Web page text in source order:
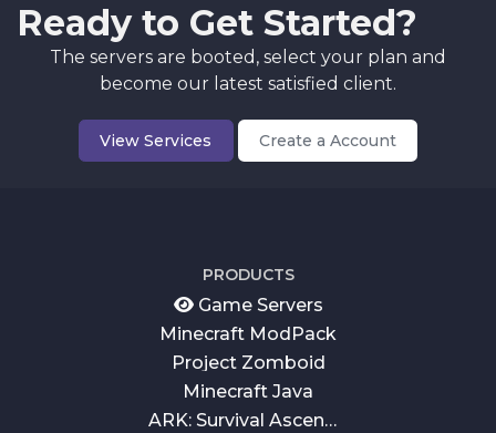
Ready to Get Started?
The servers are booted, select your plan and
become our latest satisfied client.
View Services Create a Account
PRODUCTS
Game Servers
Minecraft ModPack
Project Zomboid
Minecraft Java
ARK: Survival Ascended